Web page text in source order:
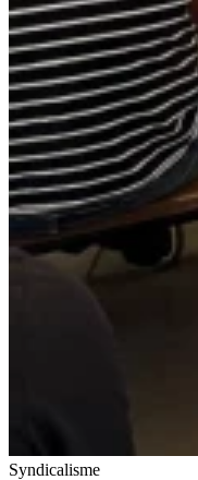
Syndicalisme